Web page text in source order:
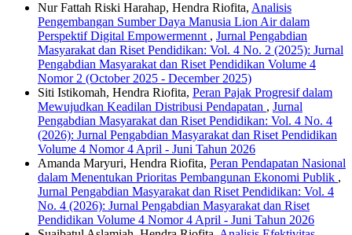
Nur Fattah Riski Harahap, Hendra Riofita, Analisis
Pengembangan Sumber Daya Manusia Lion Air dalam
Perspektif Digital Empowermennt , Jurnal Pengabdian
Masyarakat dan Riset Pendidikan: Vol. 4 No. 2 (2025): Jurnal
Pengabdian Masyarakat dan Riset Pendidikan Volume 4
Nomor 2 (October 2025 - December 2025)
Siti Istikomah, Hendra Riofita, Peran Pajak Progresif dalam
Mewujudkan Keadilan Distribusi Pendapatan , Jurnal
Pengabdian Masyarakat dan Riset Pendidikan: Vol. 4 No. 4
(2026): Jurnal Pengabdian Masyarakat dan Riset Pendidikan
Volume 4 Nomor 4 April - Juni Tahun 2026
Amanda Maryuri, Hendra Riofita, Peran Pendapatan Nasional
dalam Menentukan Prioritas Pembangunan Ekonomi Publik ,
Jurnal Pengabdian Masyarakat dan Riset Pendidikan: Vol. 4
No. 4 (2026): Jurnal Pengabdian Masyarakat dan Riset
Pendidikan Volume 4 Nomor 4 April - Juni Tahun 2026